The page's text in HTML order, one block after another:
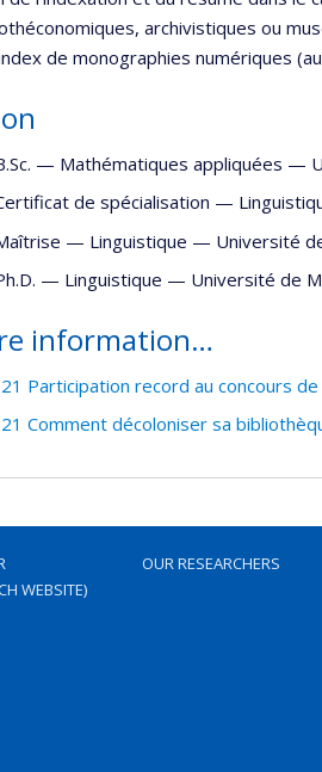
archivistiques ou
de monographies numériques
— Mathématiques appliquées —
de spécialisation —
— Linguistique — Université
— Linguistique — Université de
information…
Participation record au concours
Comment décoloniser sa
WEBSITE)
OUR RESEARCHERS